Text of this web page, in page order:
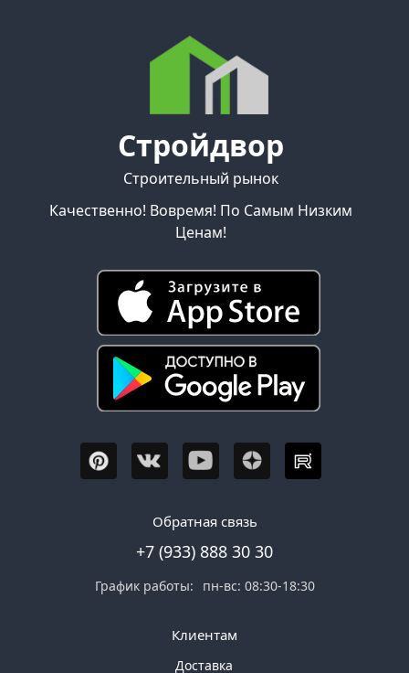
Стройдвор
Строительный рынок
Качественно! Вовремя! По Самым Низким
Ценам!
Обратная связь
+7 (933) 888 30 30
График работы: пн-вс: 08:30-18:30
Клиентам
Доставка